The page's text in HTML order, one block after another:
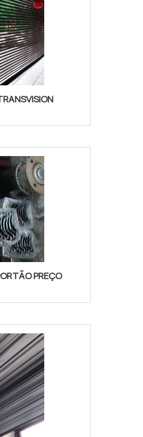
PREÇO